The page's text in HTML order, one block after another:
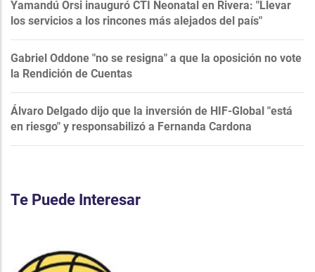
Yamandú Orsi inauguró CTI Neonatal en Rivera: "Llevar
los servicios a los rincones más alejados del país"
Gabriel Oddone "no se resigna" a que la oposición no vote
la Rendición de Cuentas
Álvaro Delgado dijo que la inversión de HIF-Global "está
en riesgo" y responsabilizó a Fernanda Cardona
Te Puede Interesar